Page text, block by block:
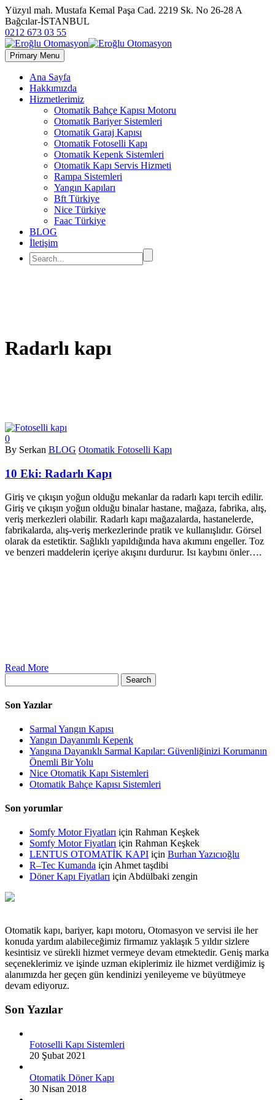
Yüzyıl mah. Mustafa Kemal Paşa Cad. 2219 Sk. No 26-28 A
Bağcılar-İSTANBUL
0212 673 03 55
Primary Menu
Ana Sayfa
Hakkımızda
Hizmetlerimiz
Otomatik Bahçe Kapısı Motoru
Otomatik Bariyer Sistemleri
Otomatik Garaj Kapısı
Otomatik Fotoselli Kapı
Otomatik Kepenk Sistemleri
Otomatik Kapı Servis Hizmeti
Rampa Sistemleri
Yangın Kapıları
Bft Türkiye
Nice Türkiye
Faac Türkiye
BLOG
İletişim
Radarlı kapı
0
By Serkan BLOG Otomatik Fotoselli Kapı
10 Eki: Radarlı Kapı
Giriş ve çıkışın yoğun olduğu mekanlar da radarlı kapı tercih edilir.
Giriş ve çıkışın yoğun olduğu binalar hastane, mağaza, fabrika, alış,
veriş merkezleri olabilir. Radarlı kapı mağazalarda, hastanelerde,
fabrikalarda, alış-veriş merkezlerinde pratik ve kullanışlıdır. Görsel
olarak da estetiktir. Sağlıklı yapıldığında hava akımını engeller. Toz
ve benzeri maddelerin içeriye akışını durdurur. Isı kaybını önler….
Read More
Search
Son Yazılar
Sarmal Yangın Kapısı
Yangın Dayanımlı Kepenk
Yangına Dayanıklı Sarmal Kapılar: Güvenliğinizi Korumanın
Önemli Bir Yolu
Nice Otomatik Kapı Sistemleri
Otomatik Bahçe Kapısı Sistemleri
Son yorumlar
Somfy Motor Fiyatları için Rahman Keşkek
Somfy Motor Fiyatları için Rahman Keşkek
LENTUS OTOMATİK KAPI için Burhan Yazıcıoğlu
R–Tec Kumanda için Ahmet taşdibi
Döner Kapı Fiyatları için Abdülbaki zengin
Otomatik kapı, bariyer, kapı motoru, Otomasyon ve servisi ile her
konuda yardım alabileceğimiz firmamız yaklaşık 5 yıldır sizlere
kesintisiz ve sürekli hizmet vermeye devam etmektedir. Geniş marka
seçeneklerimiz ve işinde uzman ekiplerimiz ile hizmet verdiğimiz iş
alanımızda her geçen gün kendinizi yenileyeme ve büyütmeye
devam ediyoruz.
Son Yazılar
Fotoselli Kapı Sistemleri
20 Şubat 2021
Otomatik Döner Kapı
30 Nisan 2018